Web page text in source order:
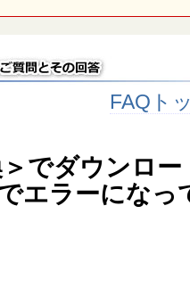
FAQト
でダウンロ
エラーになっ